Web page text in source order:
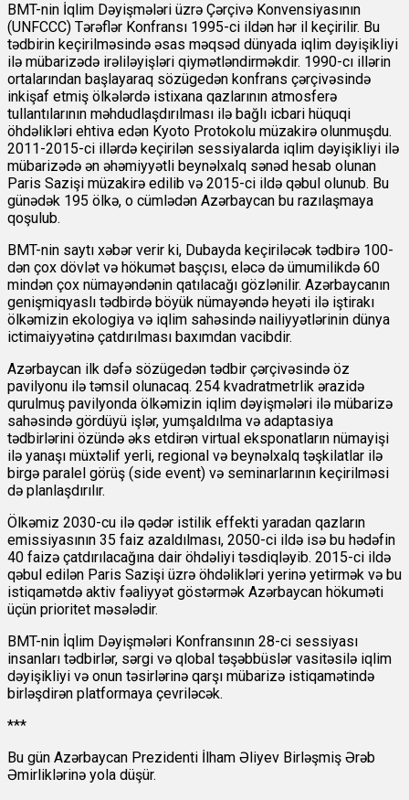
BMT-nin İqlim Dəyişmələri üzrə Çərçivə Konvensiyasının
(UNFCCC) Tərəflər Konfransı 1995-ci ildən hər il keçirilir. Bu
tədbirin keçirilməsində əsas məqsəd dünyada iqlim dəyişikliyi
ilə mübarizədə irəliləyişləri qiymətləndirməkdir. 1990-cı illərin
ortalarından başlayaraq sözügedən konfrans çərçivəsində
inkişaf etmiş ölkələrdə istixana qazlarının atmosferə
tullantılarının məhdudlaşdırılması ilə bağlı icbari hüquqi
öhdəlikləri ehtiva edən Kyoto Protokolu müzakirə olunmuşdu.
2011-2015-ci illərdə keçirilən sessiyalarda iqlim dəyişikliyi ilə
mübarizədə ən əhəmiyyətli beynəlxalq sənəd hesab olunan
Paris Sazişi müzakirə edilib və 2015-ci ildə qəbul olunub. Bu
günədək 195 ölkə, o cümlədən Azərbaycan bu razılaşmaya
qoşulub.
BMT-nin saytı xəbər verir ki, Dubayda keçiriləcək tədbirə 100-
dən çox dövlət və hökumət başçısı, eləcə də ümumilikdə 60
mindən çox nümayəndənin qatılacağı gözlənilir. Azərbaycanın
genişmiqyaslı tədbirdə böyük nümayəndə heyəti ilə iştirakı
ölkəmizin ekologiya və iqlim sahəsində nailiyyətlərinin dünya
ictimaiyyətinə çatdırılması baxımdan vacibdir.
Azərbaycan ilk dəfə sözügedən tədbir çərçivəsində öz
pavilyonu ilə təmsil olunacaq. 254 kvadratmetrlik ərazidə
qurulmuş pavilyonda ölkəmizin iqlim dəyişmələri ilə mübarizə
sahəsində gördüyü işlər, yumşaldılma və adaptasiya
tədbirlərini özündə əks etdirən virtual eksponatların nümayişi
ilə yanaşı müxtəlif yerli, regional və beynəlxalq təşkilatlar ilə
birgə paralel görüş (side event) və seminarlarının keçirilməsi
də planlaşdırılır.
Ölkəmiz 2030-cu ilə qədər istilik effekti yaradan qazların
emissiyasının 35 faiz azaldılması, 2050-ci ildə isə bu hədəfin
40 faizə çatdırılacağına dair öhdəliyi təsdiqləyib. 2015-ci ildə
qəbul edilən Paris Sazişi üzrə öhdəlikləri yerinə yetirmək və bu
istiqamətdə aktiv fəaliyyət göstərmək Azərbaycan hökuməti
üçün prioritet məsələdir.
BMT-nin İqlim Dəyişmələri Konfransının 28-ci sessiyası
insanları tədbirlər, sərgi və qlobal təşəbbüslər vasitəsilə iqlim
dəyişikliyi və onun təsirlərinə qarşı mübarizə istiqamətində
birləşdirən platformaya çevriləcək.
***
Bu gün Azərbaycan Prezidenti İlham Əliyev Birləşmiş Ərəb
Əmirliklərinə yola düşür.